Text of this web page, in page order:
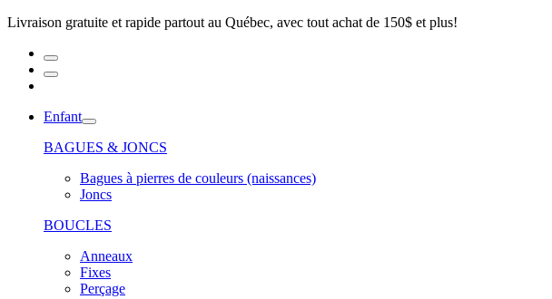
Livraison gratuite et rapide partout au Québec, avec tout achat de 150$ et plus!
Enfant
BAGUES & JONCS
Bagues à pierres de couleurs (naissances)
Joncs
BOUCLES
Anneaux
Fixes
Perçage